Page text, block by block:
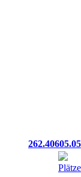
262.40605.05